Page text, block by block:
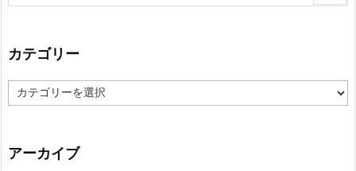
カテゴリー
カ
テ
ー
アーカイブ